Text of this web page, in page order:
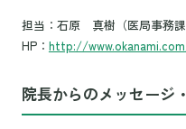
担当：石原 真樹（医局事務課
HP： http://
院長からのメッセージ